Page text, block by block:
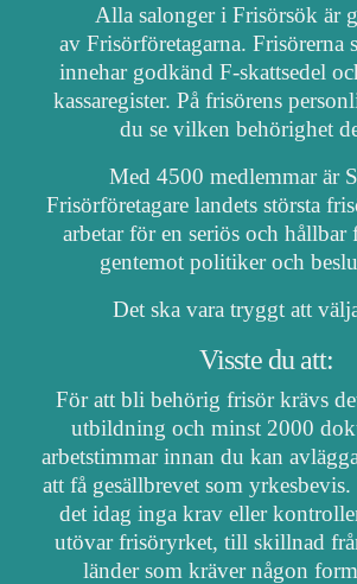
Alla salonger i Frisörsök är
av Frisörföretagarna. Frisörerna
innehar godkänd F-skattsedel
kassaregister. På frisörens
du se vilken behörighet
Med 4500 medlemmar är
Frisörföretagare landets största
arbetar för en seriös och hållbar
gentemot politiker och
Det ska vara tryggt att
Visste du att:
För att bli behörig frisör krävs
utbildning och minst 2000
arbetstimmar innan du kan
att få gesällbrevet som
det idag inga krav eller
utövar frisöryrket, till skillnad
länder som kräver någon